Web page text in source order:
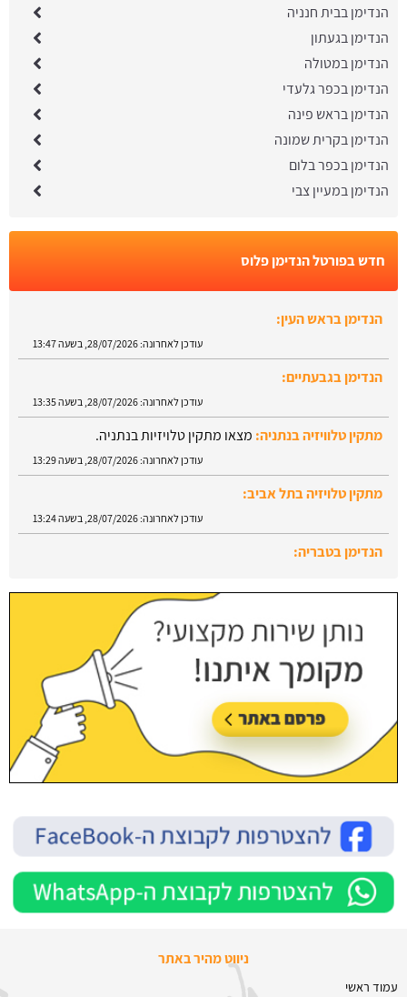
הנדימן בבית חנניה
הנדימן בגעתון
הנדימן במטולה
הנדימן בכפר גלעדי
הנדימן בראש פינה
הנדימן בקרית שמונה
הנדימן בכפר בלום
הנדימן במעיין צבי
חדש בפורטל הנדימן פלוס
הנדימן בראש העין:
עודכן לאחרונה: 28/07/2026, בשעה 13:47
הנדימן בגבעתיים:
עודכן לאחרונה: 28/07/2026, בשעה 13:35
מתקין טלוויזיה בנתניה: מצאו מתקין טלויזיות בנתניה.
עודכן לאחרונה: 28/07/2026, בשעה 13:29
מתקין טלויזיה בתל אביב:
עודכן לאחרונה: 28/07/2026, בשעה 13:24
הנדימן בטבריה:
ניווט מהיר באתר
עמוד ראשי